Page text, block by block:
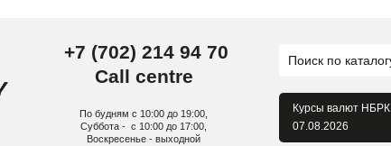
+7 (702) 214 94 70
Call centre
По будням с 10:00 до 19:00,
Суббота - с 10:00 до 17:00,
Воскресенье - выходной
Курсы валют НБРК
07.08.2026